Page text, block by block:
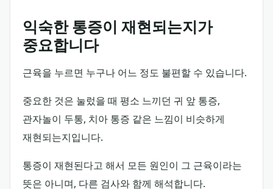
익숙한 통증이 재현되는지가
중요합니다
근육을 누르면 누구나 어느 정도 불편할 수 있습니다.
중요한 것은 눌렀을 때 평소 느끼던 귀 앞 통증,
관자놀이 두통, 치아 통증 같은 느낌이 비슷하게
재현되는지입니다.
통증이 재현된다고 해서 모든 원인이 그 근육이라는
뜻은 아니며, 다른 검사와 함께 해석합니다.